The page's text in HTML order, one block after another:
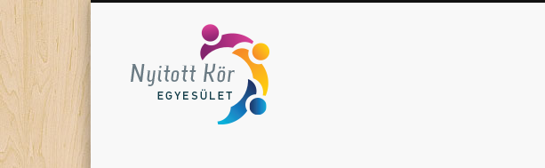
Játék. Színház. Felfedezés.
FacebookTwitter Vimeo